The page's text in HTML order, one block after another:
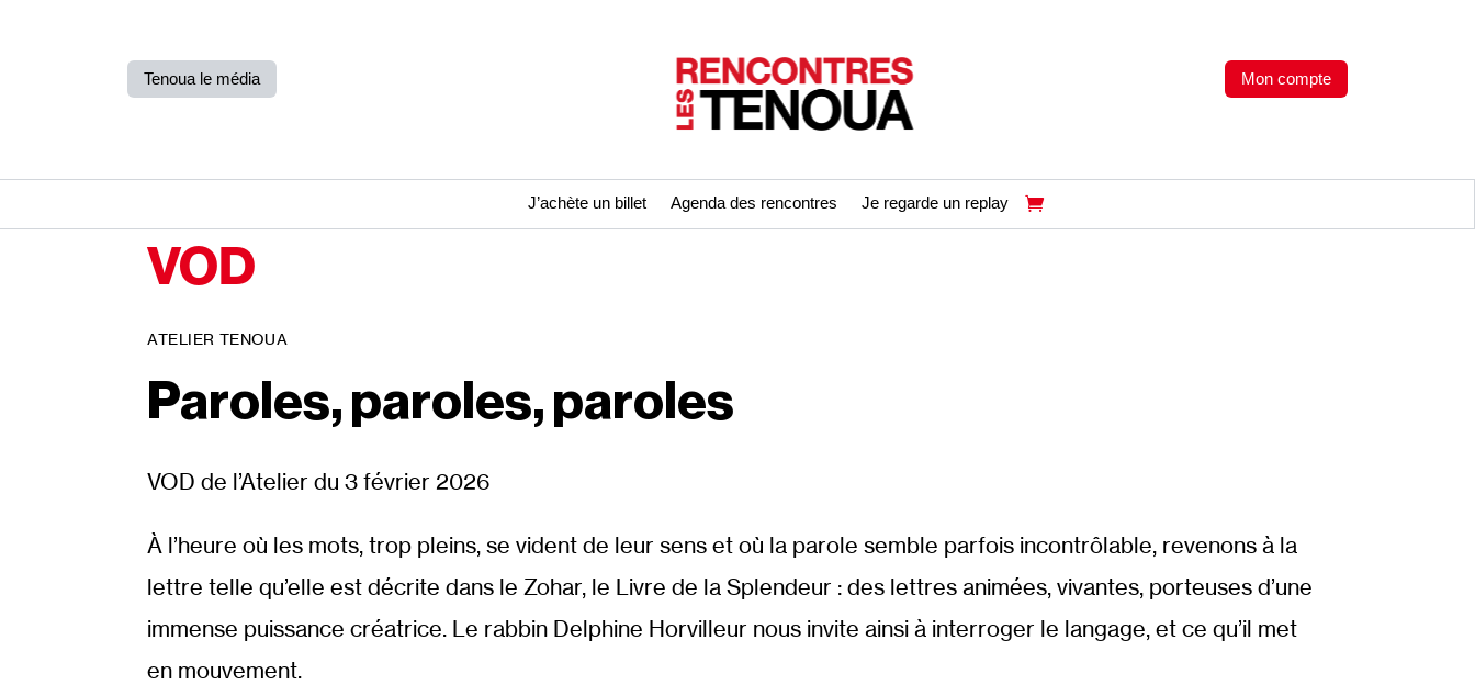
Tenoua le média Mon compte
J’achète un billet Agenda des rencontres Je regarde un replay
VOD
ATELIER TENOUA
Paroles, paroles, paroles
VOD de l’Atelier du 3 février 2026
À l’heure où les mots, trop pleins, se vident de leur sens et où la parole semble parfois incontrôlable, revenons à la
lettre telle qu’elle est décrite dans le Zohar, le Livre de la Splendeur : des lettres animées, vivantes, porteuses d’une
immense puissance créatrice. Le rabbin Delphine Horvilleur nous invite ainsi à interroger le langage, et ce qu’il met
en mouvement.